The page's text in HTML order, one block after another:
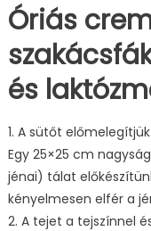
Óriás
és
1. A sütőt
Egy 25×25 cm
jénai) tálat
kényelmesen elfér a
2. A tejet a tejszínnel